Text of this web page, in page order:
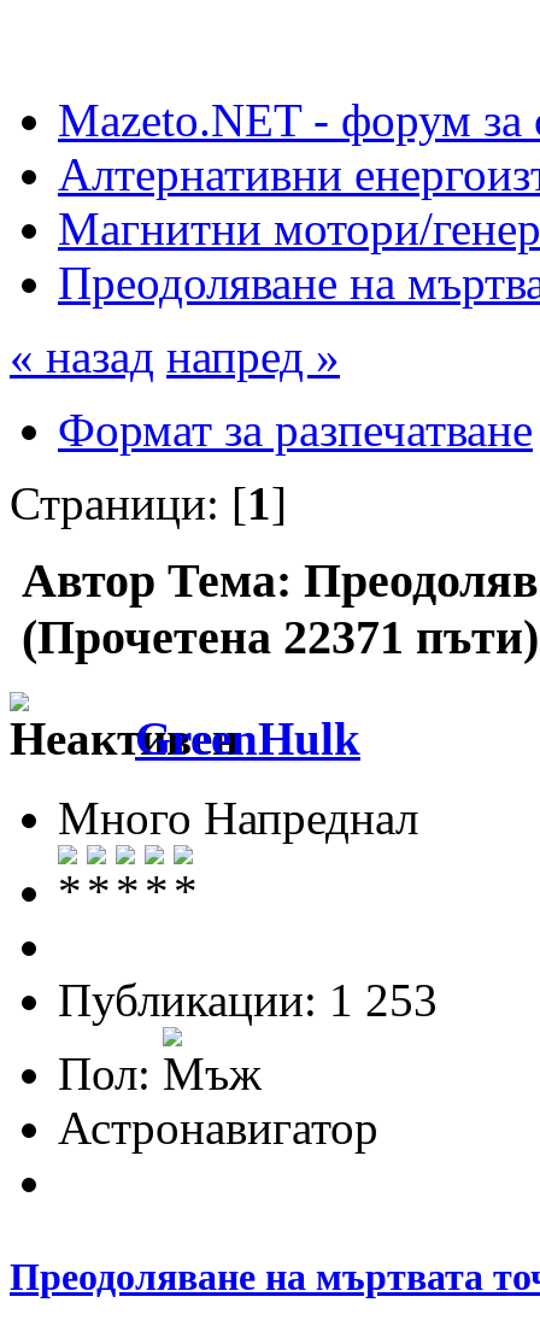
Mazeto.NET - форум за
Алтернативни
Магнитни мотори/
Преодоляване на
« назад напред »
Формат за разпечатване
Страници: [1]
Автор Тема:
(Прочетена 22371 пъти)
GreenHulk
Много Напреднал
Публикации: 1 253
Пол:
Астронавигатор
Преодоляване на мъртвата